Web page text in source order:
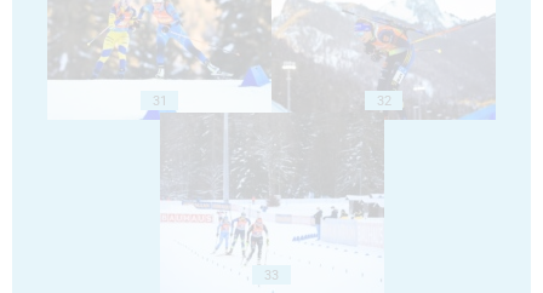
31 32
33